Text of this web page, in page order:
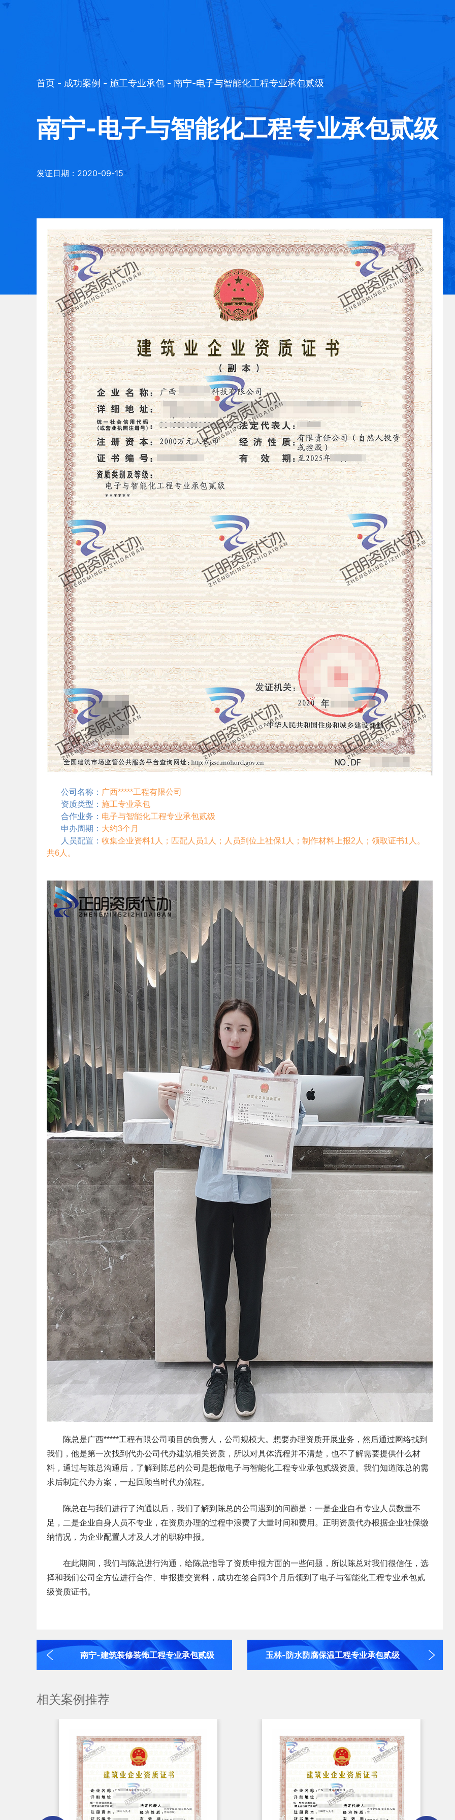
首页 - 成功案例 - 施工专业承包 - 南宁-电子与智能化工程专业承包贰级
南宁-电子与智能化工程专业承包贰级
发证日期：2020-09-15
公司名称： 广西*****工程有限公司
资质类型： 施工专业承包
合作业务： 电子与智能化工程专业承包贰级
申办周期： 大约3个月
人员配置： 收集企业资料1人；匹配人员1人；人员到位上社保1人；制作材料上报2人；领取证书1人。
共6人。
陈总是广西*****工程有限公司项目的负责人，公司规模大。想要办理资质开展业务，然后通过网络找到
我们，他是第一次找到代办公司代办建筑相关资质，所以对具体流程并不清楚，也不了解需要提供什么材
料，通过与陈总沟通后，了解到 陈总的公司是想做电子与智能化工程专业承包贰级资质。我们知道陈总的需
求后制定代办方案，一起回顾当时代办流程。
陈总在与我们进行了沟通以后，我们了解到 陈总的公司遇到的问题是：一是企业自有专业人员数量不
足，二是企业自身人员不专业，在资质办理的过程中浪费了大量时间和费用。正明资质代办根据企业社保缴
纳情况，为企业配置人才及人才的职称申报。
在此期间，我们与陈总进行沟通，给陈总指导了资质申报方面的一些问题，所以陈总对我们很信任，选
择和我们公司全方位进行合作、申报提交资料，成功在签合同3个月后领到了电子与智能化工程专业承包贰
级资质证书。
南宁-建筑装修装饰工程专业承包贰级 玉林-防水防腐保温工程专业承包贰级
相关案例推荐